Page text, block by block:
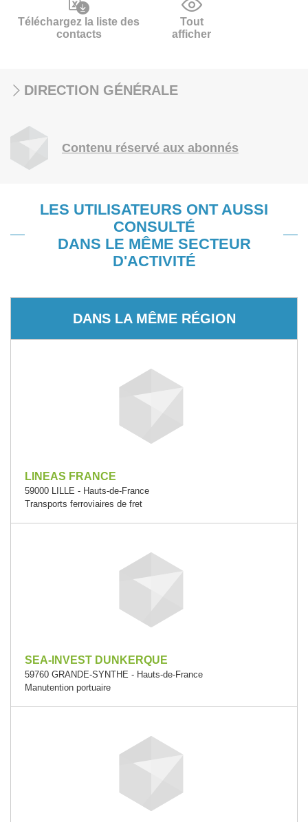
Téléchargez la liste des
contacts
Tout
afficher
DIRECTION GÉNÉRALE
Contenu réservé aux abonnés
LES UTILISATEURS ONT AUSSI
CONSULTÉ
DANS LE MÊME SECTEUR
D'ACTIVITÉ
DANS LA MÊME RÉGION
LINEAS FRANCE
59000 LILLE - Hauts-de-France
Transports ferroviaires de fret
SEA-INVEST DUNKERQUE
59760 GRANDE-SYNTHE - Hauts-de-France
Manutention portuaire